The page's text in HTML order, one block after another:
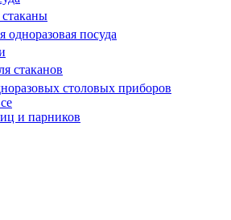
одноразовая посуда
стаканов
столовых приборов
и парников